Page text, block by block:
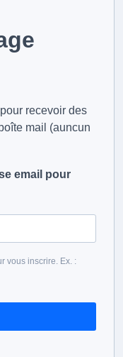
recevoir des
mail (auncun
email pour
vous inscrire. Ex. :